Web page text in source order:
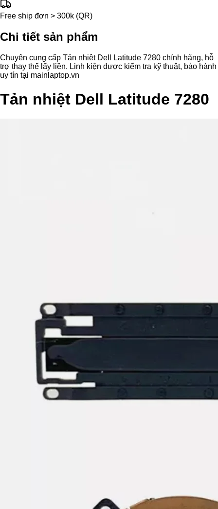
Free ship đơn > 300k (QR)
Chi tiết sản phẩm
Chuyên cung cấp Tản nhiệt Dell Latitude 7280 chính hãng, hỗ
trợ thay thế lấy liền. Linh kiện được kiểm tra kỹ thuật, bảo hành
uy tín tại mainlaptop.vn
Tản nhiệt Dell Latitude 7280